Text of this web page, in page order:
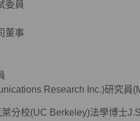
委員
董事
Research Inc.)研究員
分校(UC Berkeley)法學博士